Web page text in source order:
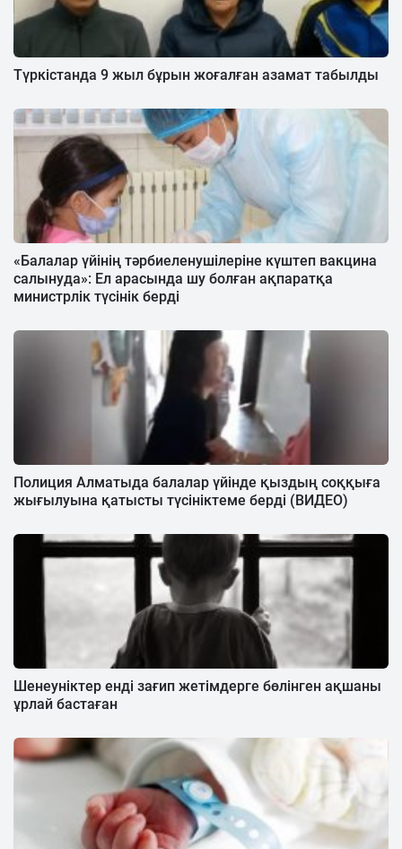
Түркістанда 9 жыл бұрын жоғалған азамат табылды
«Балалар үйінің тәрбиеленушілеріне күштеп вакцина
салынуда»: Ел арасында шу болған ақпаратқа
министрлік түсінік берді
Полиция Алматыда балалар үйінде қыздың соққыға
жығылуына қатысты түсініктеме берді (ВИДЕО)
Шенеуніктер енді зағип жетімдерге бөлінген ақшаны
ұрлай бастаған